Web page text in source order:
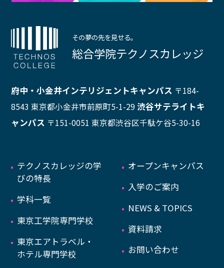
その夢の先を見せる。
総合学院テクノスカレッジ
府中・小金井インテリジェントキャンパス 〒184-
8543 東京都小金井市前原町5-1-29 渋谷サテライトキ
ャンパス 〒151-0051 東京都渋谷区千駄ケ谷5-30-16
テクノスカレッジの学
びの特長
学科一覧
東京工学院専門学校
東京エアトラベル・
ホテル専門学校
オープンキャンパス
入学のご案内
NEWS & TOPICS
資料請求
お問い合わせ